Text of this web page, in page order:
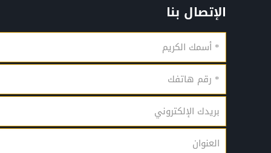
الإتصال بنا